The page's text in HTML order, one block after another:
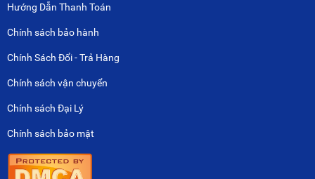
Hướng Dẫn Thanh Toán
Chính sách bảo hành
Chính Sách Đổi - Trả Hàng
Chính sách vận chuyển
Chính sách Đại Lý
Chính sách bảo mật